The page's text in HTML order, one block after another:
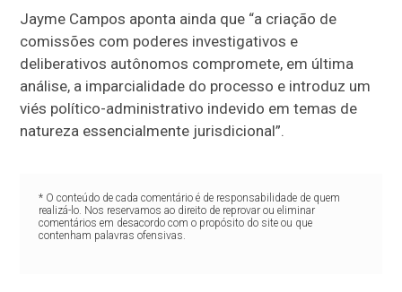
Jayme Campos aponta ainda que “a criação de
comissões com poderes investigativos e
deliberativos autônomos compromete, em última
análise, a imparcialidade do processo e introduz um
viés político-administrativo indevido em temas de
natureza essencialmente jurisdicional”.
* O conteúdo de cada comentário é de responsabilidade de quem
realizá-lo. Nos reservamos ao direito de reprovar ou eliminar
comentários em desacordo com o propósito do site ou que
contenham palavras ofensivas.